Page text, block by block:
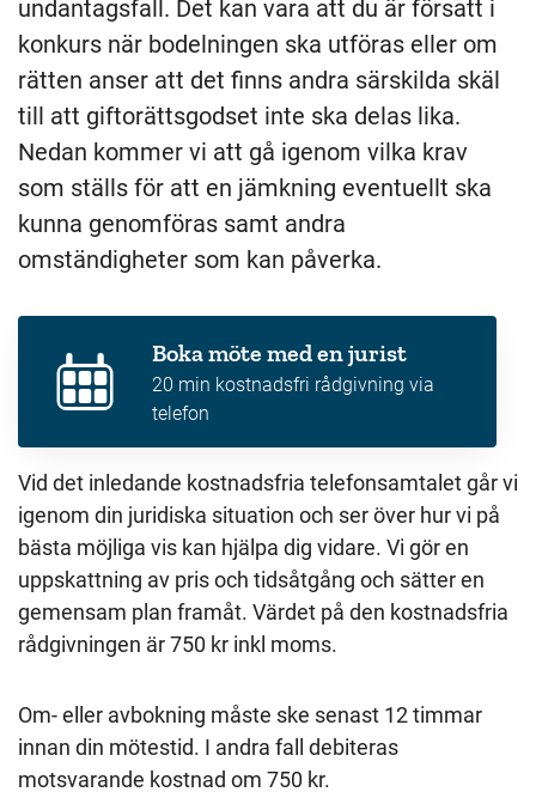
undantagsfall. Det kan vara att du är försatt i
konkurs när bodelningen ska utföras eller om
rätten anser att det finns andra särskilda skäl
till att giftorättsgodset inte ska delas lika.
Nedan kommer vi att gå igenom vilka krav
som ställs för att en jämkning eventuellt ska
kunna genomföras samt andra
omständigheter som kan påverka.
Boka möte med en jurist
20 min kostnadsfri rådgivning via
telefon
Vid det inledande kostnadsfria telefonsamtalet går vi
igenom din juridiska situation och ser över hur vi på
bästa möjliga vis kan hjälpa dig vidare. Vi gör en
uppskattning av pris och tidsåtgång och sätter en
gemensam plan framåt. Värdet på den kostnadsfria
rådgivningen är 750 kr inkl moms.
Om- eller avbokning måste ske senast 12 timmar
innan din mötestid. I andra fall debiteras
motsvarande kostnad om 750 kr.